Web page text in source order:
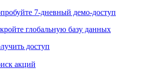
7-дневный демо-доступ
глобальную базу данных
доступ
акций